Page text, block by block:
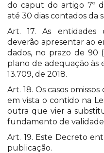
do caput do artigo 7º
até 30 dias contados da
Art. 17. As entidades
deverão apresentar ao
dados, no prazo de 90
plano de adequação às
13.709, de 2018.
Art. 18. Os casos
em vista o contido na
outra que vier a
fundamento de
Art. 19. Este Decreto
publicação.